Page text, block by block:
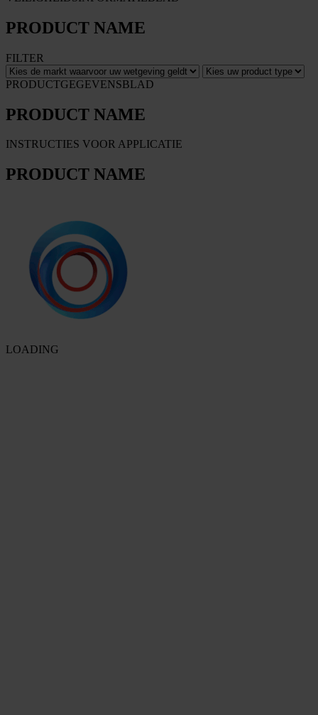
PRODUCT NAME
FILTER
PRODUCTGEGEVENSBLAD
PRODUCT NAME
INSTRUCTIES VOOR APPLICATIE
PRODUCT NAME
LOADING